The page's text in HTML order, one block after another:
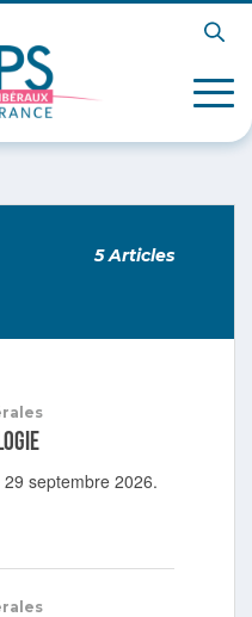
5 Articles
septembre 2026.